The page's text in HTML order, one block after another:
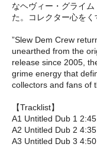
なヘヴィー・グライ
た。コレクター心をく
”Slew Dem Crew
unearthed from the
release since 2005,
grime energy that
collectors and fans of
【Tracklist】
A1 Untitled Dub 1 2:45
A2 Untitled Dub 2 4:35
A3 Untitled Dub 3 4:50